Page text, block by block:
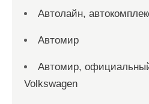
Автолайн,
Автомир
Автомир,
Volkswagen